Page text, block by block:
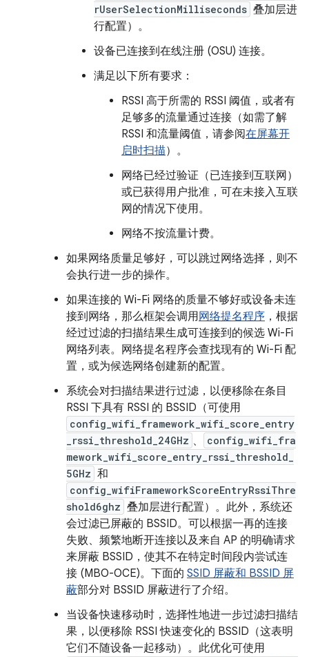
rUserSelectionMilliseconds 叠加层进
行配置）。
设备已连接到在线注册 (OSU) 连接。
满足以下所有要求：
RSSI 高于所需的 RSSI 阈值，或者有
足够多的流量通过连接（如需了解
RSSI 和流量阈值，请参阅在屏幕开
启时扫描）。
网络已经过验证（已连接到互联网）
或已获得用户批准，可在未接入互联
网的情况下使用。
网络不按流量计费。
如果网络质量足够好，可以跳过网络选择，则不
会执行进一步的操作。
如果连接的 Wi-Fi 网络的质量不够好或设备未连
接到网络，那么框架会调用网络提名程序 ，根据
经过过滤的扫描结果生成可连接到的候选 Wi-Fi
网络列表。 网络提名程序会查找现有的 Wi-Fi 配
置，或为候选网络创建新的配置。
系统会对扫描结果进行过滤，以便移除在条目
RSSI 下具有 RSSI 的 BSSID（可使用
config_wifi_framework_wifi_score_entry
_rssi_threshold_24GHz 、
config_wifi_fra
mework_wifi_score_entry_rssi_threshold_
5GHz 和
config_wifiFrameworkScoreEntryRssiThre
shold6ghz 叠加层进行配置）。 此外，系统还
会过滤已屏蔽的 BSSID。可以根据一再的连接
失败、频繁地断开连接以及来自 AP 的明确请求
来屏蔽 BSSID，使其不在特定时间段内尝试连
接 (MBO-OCE)。下面的 SSID 屏蔽和 BSSID 屏
蔽部分对 BSSID 屏蔽进行了介绍。
当设备快速移动时，选择性地进一步过滤扫描结
果，以便移除 RSSI 快速变化的 BSSID（这表明
它们不随设备一起移动）。此优化可使用